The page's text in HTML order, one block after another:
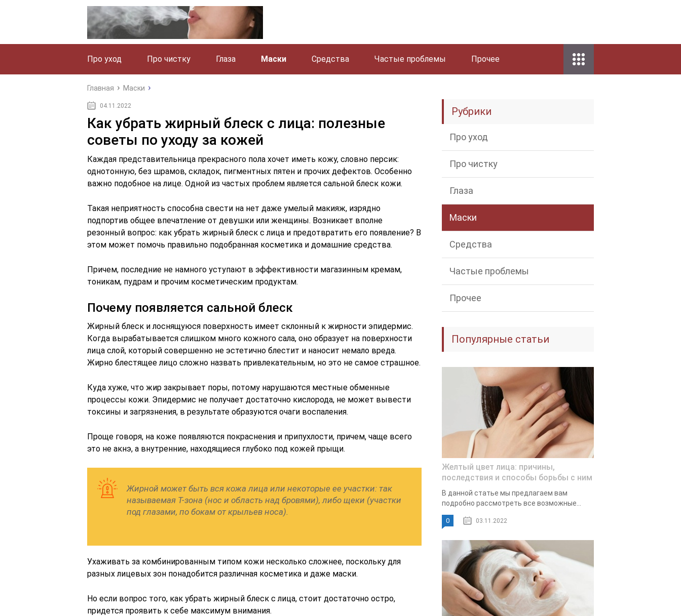
Про уход Про чистку Глаза Маски Средства Частые проблемы Прочее
Главная Маски
04.11.2022
Как убрать жирный блеск с лица: полезные
советы по уходу за кожей
Каждая представительница прекрасного пола хочет иметь кожу, словно персик:
однотонную, без шрамов, складок, пигментных пятен и прочих дефектов. Особенно
важно подобное на лице. Одной из частых проблем является сальной блеск кожи.
Такая неприятность способна свести на нет даже умелый макияж, изрядно
подпортив общее впечатление от девушки или женщины. Возникает вполне
резонный вопрос: как убрать жирный блеск с лица и предотвратить его появление? В
этом может помочь правильно подобранная косметика и домашние средства.
Причем, последние не намного уступают в эффективности магазинным кремам,
тоникам, пудрам и прочим косметическим продуктам.
Почему появляется сальной блеск
Жирный блеск и лоснящуюся поверхность имеет склонный к жирности эпидермис.
Когда вырабатывается слишком много кожного сала, оно образует на поверхности
лица слой, который совершенно не эстетично блестит и наносит немало вреда.
Жирно блестящее лицо сложно назвать привлекательным, но это не самое страшное.
Куда хуже, что жир закрывает поры, потому нарушаются местные обменные
процессы кожи. Эпидермис не получает достаточно кислорода, не может вывести
токсины и загрязнения, в результате образуются очаги воспаления.
Проще говоря, на коже появляются покраснения и припухлости, причем, чаще всего
это не акнэ, а внутренние, находящиеся глубоко под кожей прыщи.
Жирной может быть вся кожа лица или некоторые ее участки: так
называемая Т-зона (нос и область над бровями), либо щеки (участки
под глазами, по бокам от крыльев носа).
Ухаживать за комбинированным типом кожи несколько сложнее, поскольку для
разных лицевых зон понадобится различная косметика и даже маски.
Но если вопрос того, как убрать жирный блеск с лица, стоит достаточно остро,
придется проявить к себе максимум внимания.
Рубрики
Про уход
Про чистку
Глаза
Маски
Средства
Частые проблемы
Прочее
Популярные статьи
Желтый цвет лица: причины,
последствия и способы борьбы с ним
В данной статье мы предлагаем вам
подробно рассмотреть все возможные...
0 03.11.2022